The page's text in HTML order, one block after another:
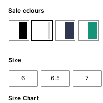
Sale colours
Size
6 6.5 7
Size Chart